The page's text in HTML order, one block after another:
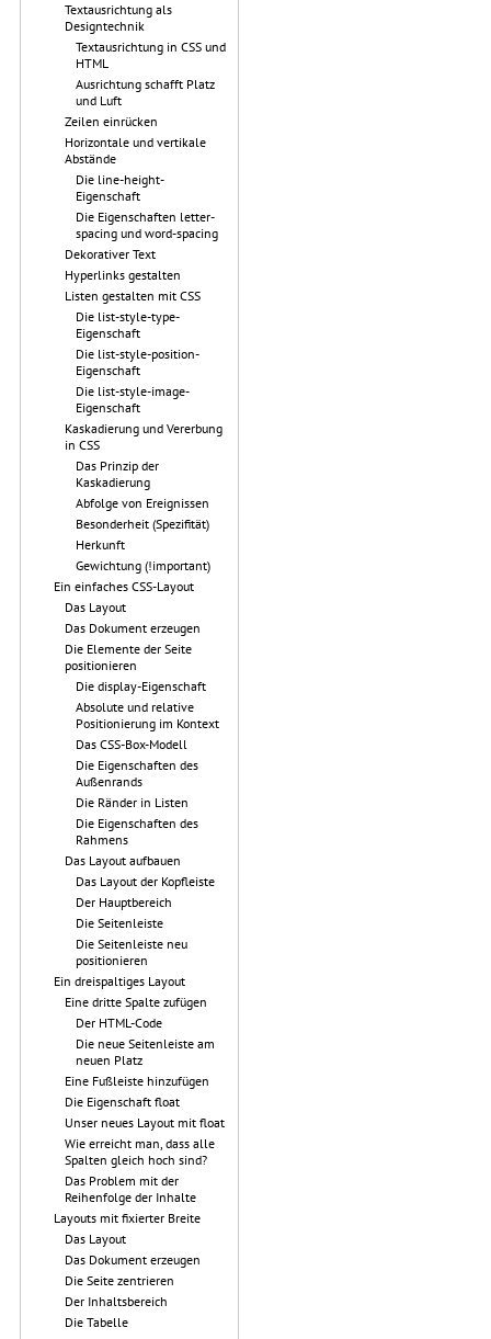
Textausrichtung als
Designtechnik
Textausrichtung in CSS und
HTML
Ausrichtung schafft Platz
und Luft
Zeilen einrücken
Horizontale und vertikale
Abstände
Die line-height-
Eigenschaft
Die Eigenschaften letter-
spacing und word-spacing
Dekorativer Text
Hyperlinks gestalten
Listen gestalten mit CSS
Die list-style-type-
Eigenschaft
Die list-style-position-
Eigenschaft
Die list-style-image-
Eigenschaft
Kaskadierung und Vererbung
in CSS
Das Prinzip der
Kaskadierung
Abfolge von Ereignissen
Besonderheit (Spezifität)
Herkunft
Gewichtung (!important)
Ein einfaches CSS-Layout
Das Layout
Das Dokument erzeugen
Die Elemente der Seite
positionieren
Die display-Eigenschaft
Absolute und relative
Positionierung im Kontext
Das CSS-Box-Modell
Die Eigenschaften des
Außenrands
Die Ränder in Listen
Die Eigenschaften des
Rahmens
Das Layout aufbauen
Das Layout der Kopfleiste
Der Hauptbereich
Die Seitenleiste
Die Seitenleiste neu
positionieren
Ein dreispaltiges Layout
Eine dritte Spalte zufügen
Der HTML-Code
Die neue Seitenleiste am
neuen Platz
Eine Fußleiste hinzufügen
Die Eigenschaft float
Unser neues Layout mit float
Wie erreicht man, dass alle
Spalten gleich hoch sind?
Das Problem mit der
Reihenfolge der Inhalte
Layouts mit fixierter Breite
Das Layout
Das Dokument erzeugen
Die Seite zentrieren
Der Inhaltsbereich
Die Tabelle